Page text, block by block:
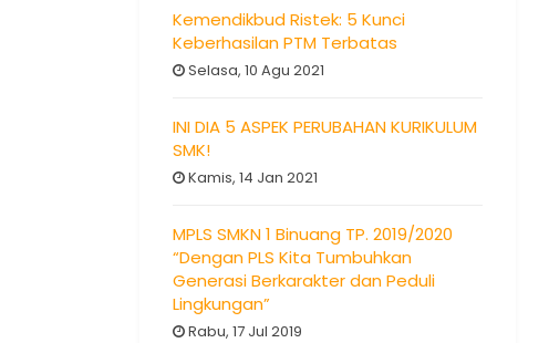
Kemendikbud Ristek: 5 Kunci
Keberhasilan PTM Terbatas
Selasa, 10 Agu 2021
INI DIA 5 ASPEK PERUBAHAN KURIKULUM
SMK!
Kamis, 14 Jan 2021
MPLS SMKN 1 Binuang TP. 2019/2020
“Dengan PLS Kita Tumbuhkan
Generasi Berkarakter dan Peduli
Lingkungan”
Rabu, 17 Jul 2019